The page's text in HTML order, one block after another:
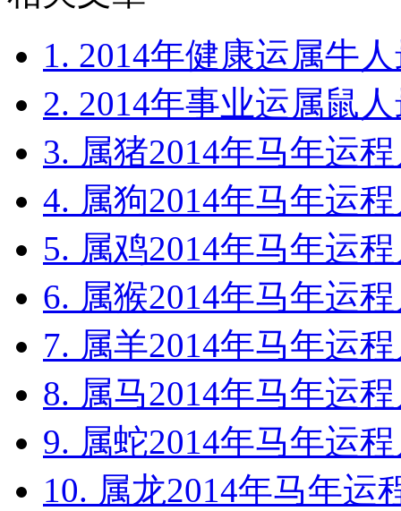
1. 2014年健康运属牛
2. 2014年事业运属鼠
3. 属猪2014年马年运
4. 属狗2014年马年运
5. 属鸡2014年马年运
6. 属猴2014年马年运
7. 属羊2014年马年运
8. 属马2014年马年运
9. 属蛇2014年马年运
10. 属龙2014年马年运